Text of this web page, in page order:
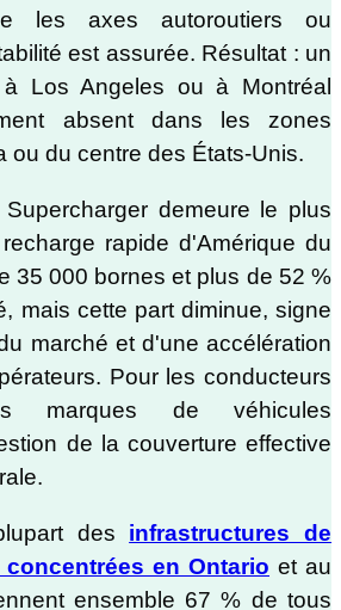
les axes autoroutiers ou
est assurée. Résultat : un
à Los Angeles ou à Montréal
absent dans les zones
ou du centre des États-Unis.
Supercharger demeure le plus
rapide d'Amérique du
35 000 bornes et plus de 52 %
mais cette part diminue, signe
marché et d'une accélération
Pour les conducteurs
marques de véhicules
de la couverture effective
des infrastructures de
en Ontario et au
ensemble 67 % de tous